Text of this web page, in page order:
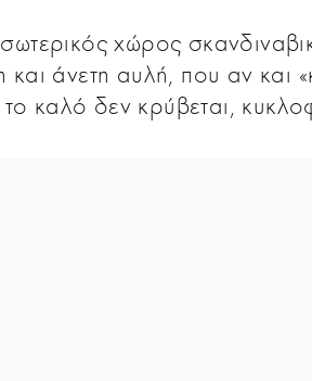
χώρος
άνετη αυλή, που αν και
το καλό δεν κρύβεται,